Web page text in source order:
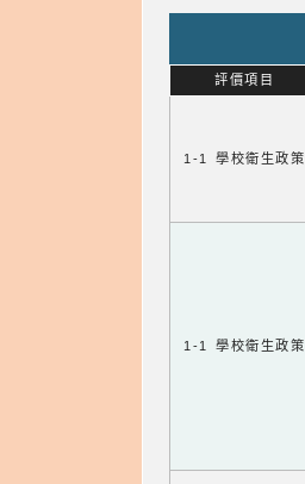
評價項目
1-1 學校衛生政策
1-1 學校衛生政策